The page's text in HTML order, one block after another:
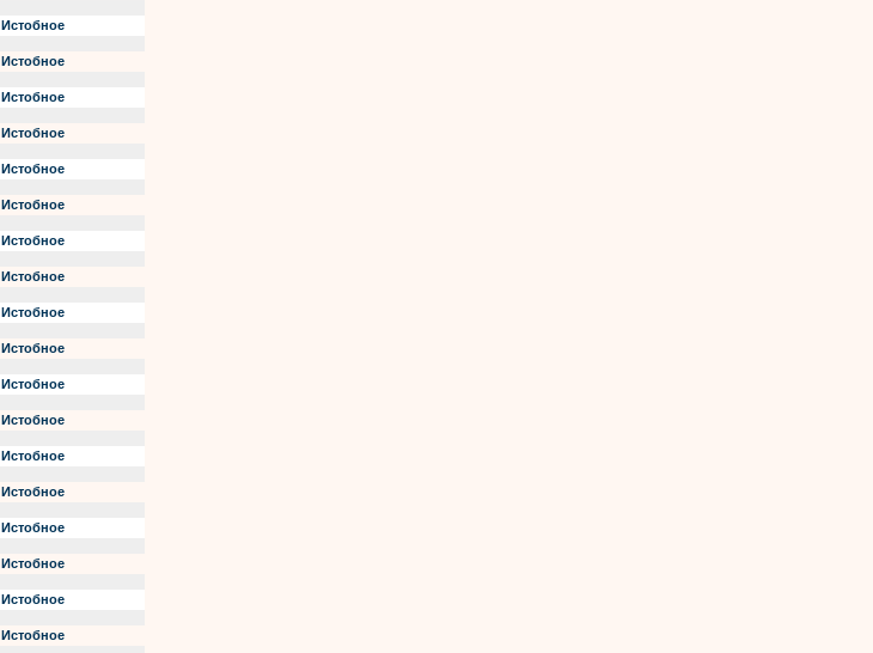
Истобное
Истобное
Истобное
Истобное
Истобное
Истобное
Истобное
Истобное
Истобное
Истобное
Истобное
Истобное
Истобное
Истобное
Истобное
Истобное
Истобное
Истобное